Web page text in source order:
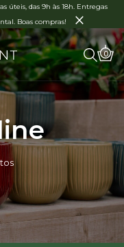
úteis, das 9h às 18h. Entregas
Boas compras!
×
0